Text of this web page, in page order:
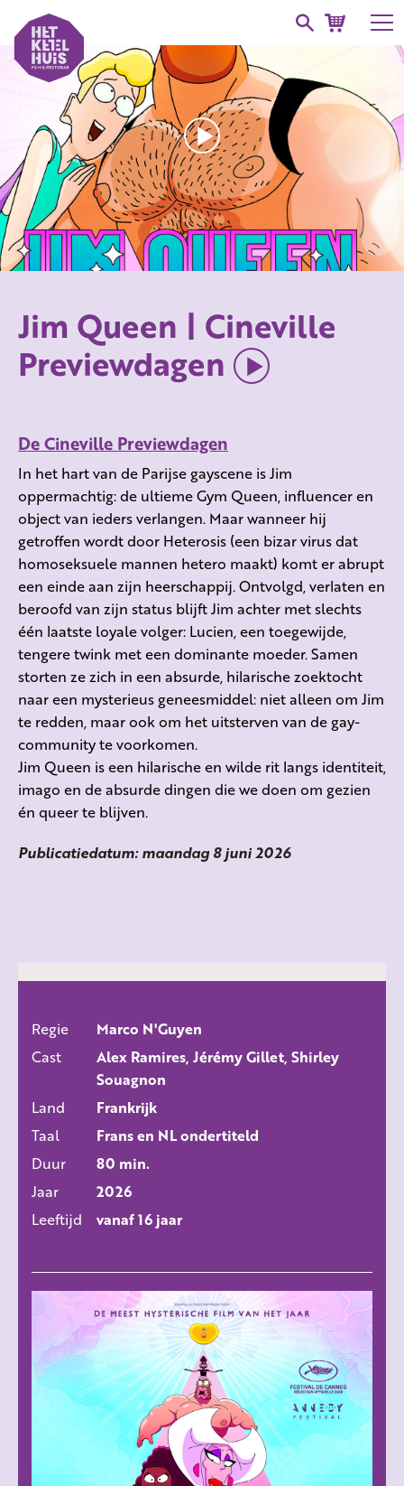
Jim Queen | Cineville
Previewdagen
De Cineville Previewdagen
In het hart van de Parijse gayscene is Jim
oppermachtig: de ultieme Gym Queen, influencer en
object van ieders verlangen. Maar wanneer hij
getroffen wordt door Heterosis (een bizar virus dat
homoseksuele mannen hetero maakt) komt er abrupt
een einde aan zijn heerschappij. Ontvolgd, verlaten en
beroofd van zijn status blijft Jim achter met slechts
één laatste loyale volger: Lucien, een toegewijde,
tengere twink met een dominante moeder. Samen
storten ze zich in een absurde, hilarische zoektocht
naar een mysterieus geneesmiddel: niet alleen om Jim
te redden, maar ook om het uitsterven van de gay-
community te voorkomen.
Jim Queen is een hilarische en wilde rit langs identiteit,
imago en de absurde dingen die we doen om gezien
én queer te blijven.
Publicatiedatum: maandag 8 juni 2026
ALLE FILMS
Regie
Marco N'Guyen
Cast
Alex Ramires, Jérémy Gillet, Shirley
Souagnon
Land
Frankrijk
Taal
Frans en NL ondertiteld
Duur
80 min.
Jaar
2026
Leeftijd
vanaf 16 jaar